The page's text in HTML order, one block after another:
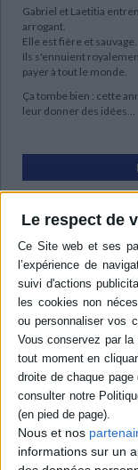
Le respect de
Nous et nos
informations sur un
Gabriel et Laetitia
arrogant.
Elle est fière et sauvage.
Ils s'ennuient
payer à tout le monde.
Ça tombe bien : cette
leur donner des idées...